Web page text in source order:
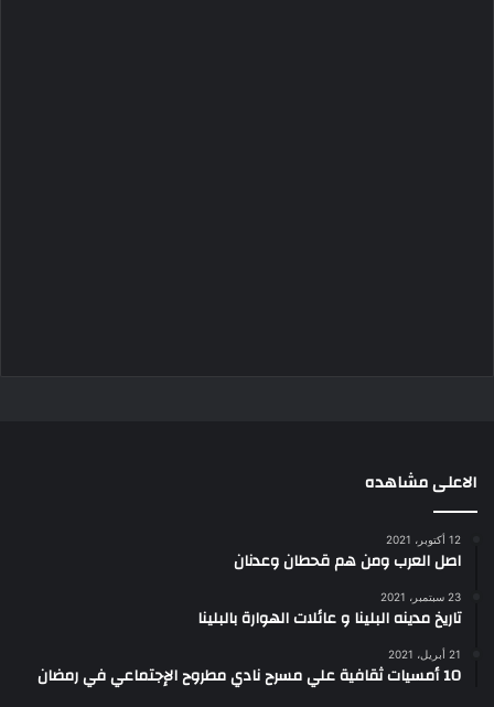
الاعلى مشاهده
12 أكتوبر، 2021
اصل العرب ومن هم قحطان وعدنان
23 سبتمبر، 2021
تاريخ مدينه البلينا و عائلات الهوارة بالبلينا
21 أبريل، 2021
10 أمسيات ثقافية علي مسرح نادي مطروح الإجتماعي في رمضان